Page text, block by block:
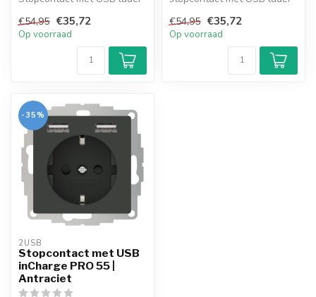
High-sp...
€54,95 €35,72
Op voorraad
High-sp...
€54,95 €35,72
Op voorraad
-35%
2USB
Stopcontact met USB
inCharge PRO 55 |
Antraciet